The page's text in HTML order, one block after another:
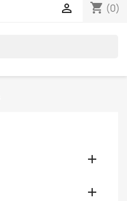
shopping_cart (0)


